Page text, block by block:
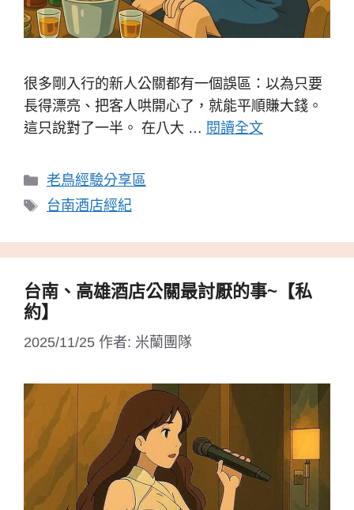
很多剛入行的新人公關都有一個誤區：以為只要
長得漂亮、把客人哄開心了，就能平順賺大錢。
這只說對了一半。 在八大 … 閱讀全文
分
類
老鳥經驗分享區
標
台南酒店經紀
台南、高雄酒店公關最討厭的事~【私
約】
2025/11/25 作者: 米蘭團隊